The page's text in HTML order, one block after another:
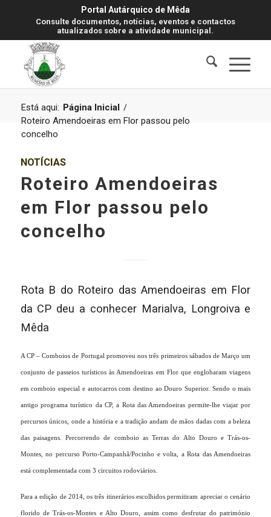
Portal Autárquico de Mêda
Consulte documentos, notícias, eventos e contactos
atualizados sobre a atividade municipal.
Está aqui: Página Inicial /
Roteiro Amendoeiras em Flor passou pelo
concelho
NOTÍCIAS
Roteiro Amendoeiras
em Flor passou pelo
concelho
Rota B do Roteiro das Amendoeiras em Flor
da CP deu a conhecer Marialva, Longroiva e
Mêda
A CP – Comboios de Portugal promoveu nos três primeiros sábados de Março um
conjunto de passeios turísticos às Amendoeiras em Flor que englobaram viagens
em comboio especial e autocarros com destino ao Douro Superior. Sendo o mais
antigo programa turístico da CP, a Rota das Amendoeiras permite-lhe viajar por
percursos únicos, onde a história e a tradição andam de mãos dadas com a beleza
das paisagens. Percorrendo de comboio as Terras do Alto Douro e Trás-os-
Montes, no percurso Porto-Campanhã/Pocinho e volta, a Rota das Amendoeiras
está complementada com 3 circuitos rodoviários.
Para a edição de 2014, os três itinerários escolhidos permitiram apreciar o cenário
florido de Trás-os-Montes e Alto Douro, assim como desfrutar do património